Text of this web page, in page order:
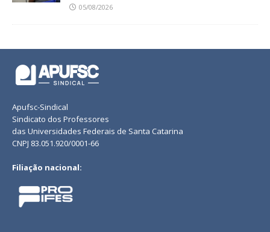
05/08/2026
Apufsc-Sindical
Sindicato dos Professores
das Universidades Federais de Santa Catarina
CNPJ 83.051.920/0001-66
Filiação nacional: